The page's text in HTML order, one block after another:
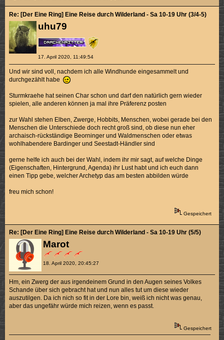
uhu79
17. April 2020, 11:49:54
Re: [Der Eine Ring] Eine Reise durch Wilderland - Sa 10-19 Uhr (3/4-5)
Und wir sind voll, nachdem ich alle Windhunde eingesammelt und
durchgezählt habe
Sturmkraehe hat seinen Char schon und darf den natürlich gern wieder
spielen, alle anderen können ja mal ihre Präferenz posten
zur Wahl stehen Elben, Zwerge, Hobbits, Menschen, wobei gerade bei den
Menschen die Unterschiede doch recht groß sind, ob diese nun eher
archaisch-rückständige Beorninger und Waldmenschen oder etwas
wohlhabendere Bardinger und Seestadt-Händler sind
gerne helfe ich auch bei der Wahl, indem ihr mir sagt, auf welche Dinge
(Eigenschaften, Hintergrund, Agenda) ihr Lust habt und ich euch dann
einen Tipp gebe, welcher Archetyp das am besten abbilden würde
freu mich schon!
Gespeichert
Marot
18. April 2020, 20:45:27
Re: [Der Eine Ring] Eine Reise durch Wilderland - Sa 10-19 Uhr (5/5)
Hm, ein Zwerg der aus irgendeinem Grund in den Augen seines Volkes
Schande über sich gebracht hat und nun alles tut um diese wieder
auszutilgen. Da ich nich so fit in der Lore bin, weiß ich nicht was genau,
aber das ungefähr würde mich reizen, wenn es passt.
Gespeichert